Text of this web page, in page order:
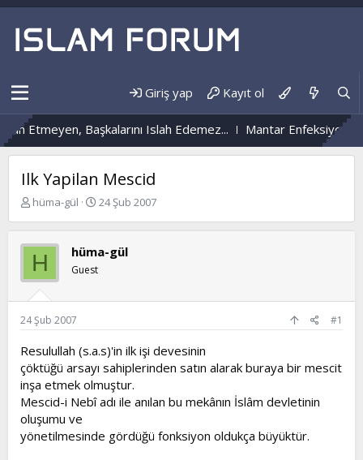
Giriş yap Kayıt ol
Başkalarını Islah Edemez... Mantar Enfeksiyonu
Ilk Yapilan Mescid
K
b
u
y
u
b
a
l
a
t
a
n
hüma-gül
B
a
ı
a
i
h
i
24 Şub 2007
H hüma-gül
Guest
24 Şub 2007 #1
Resulullah (s.a.s)'in ilk işi devesinin
çöktüğü arsayı sahiplerinden satın alarak buraya bir mescit
inşa etmek olmuştur.
Mescid-i Nebî adı ile anılan bu mekânın İslâm devletinin
oluşumu ve
yönetilmesinde gördüğü fonksiyon oldukça büyüktür.